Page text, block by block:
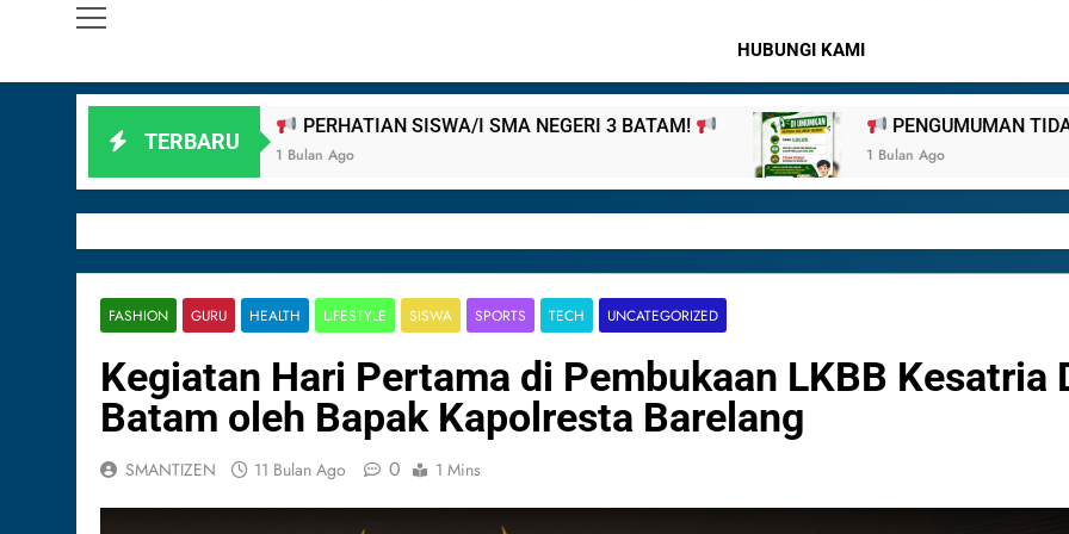
HUBUNGI KAMI
TERBARU
SISWA/I SMA NEGERI 3 BATAM! PENGUMUMAN TIDAK PERLU DATANG KE SEKOLAH
FASHION GURU HEALTH LIFESTYLE SISWA SPORTS TECH UNCATEGORIZED
Kegiatan Hari Pertama di Pembukaan LKBB Kesatria
Batam oleh Bapak Kapolresta Barelang
SMANTIZEN 11 Bulan Ago 0 1 Mins